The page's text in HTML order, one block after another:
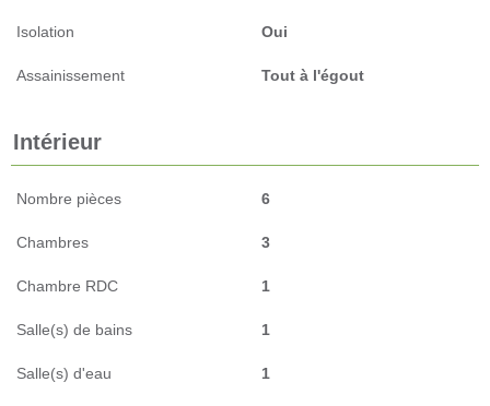
Isolation Oui
Assainissement Tout à l'égout
Intérieur
Nombre pièces 6
Chambres 3
Chambre RDC 1
Salle(s) de bains 1
Salle(s) d'eau 1